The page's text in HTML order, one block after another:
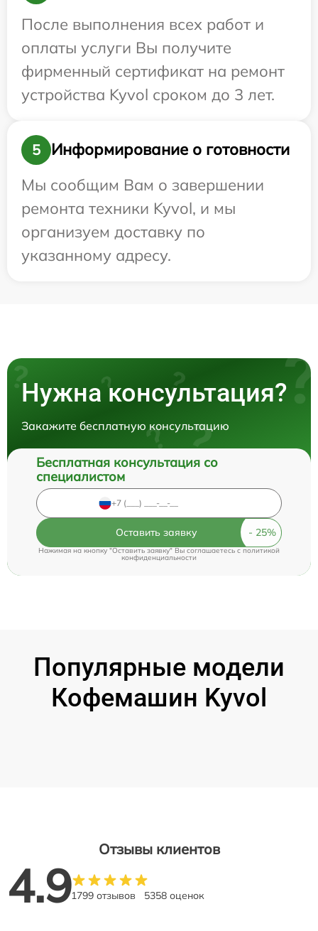
После выполнения всех работ и
оплаты услуги Вы получите
фирменный сертификат на ремонт
устройства Kyvol сроком до 3 лет.
5
Информирование о готовности
Мы сообщим Вам о завершении
ремонта техники Kyvol, и мы
организуем доставку по
указанному адресу.
Нужна консультация?
Закажите бесплатную консультацию
Бесплатная консультация со
специалистом
Оставить заявку
Нажимая на кнопку "Оставить заявку" Вы соглашаетесь cполитикой
конфиденциальности
Популярные модели
Кофемашин Kyvol
Отзывы клиентов
4.91799 отзывов 5358 оценок